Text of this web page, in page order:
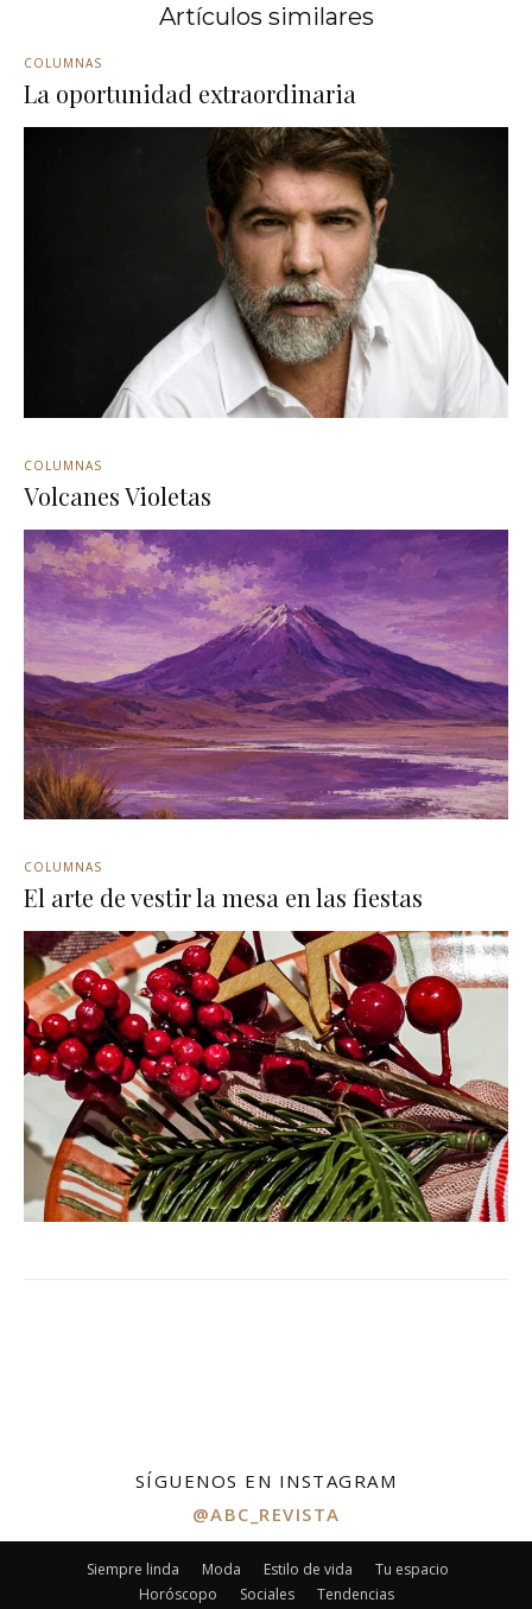
Artículos similares
COLUMNAS
La oportunidad extraordinaria
COLUMNAS
Volcanes Violetas
COLUMNAS
El arte de vestir la mesa en las fiestas
SÍGUENOS EN INSTAGRAM
@ABC_REVISTA
Siempre linda Moda Estilo de vida
Tu espacio
Horóscopo
Sociales Tendencias